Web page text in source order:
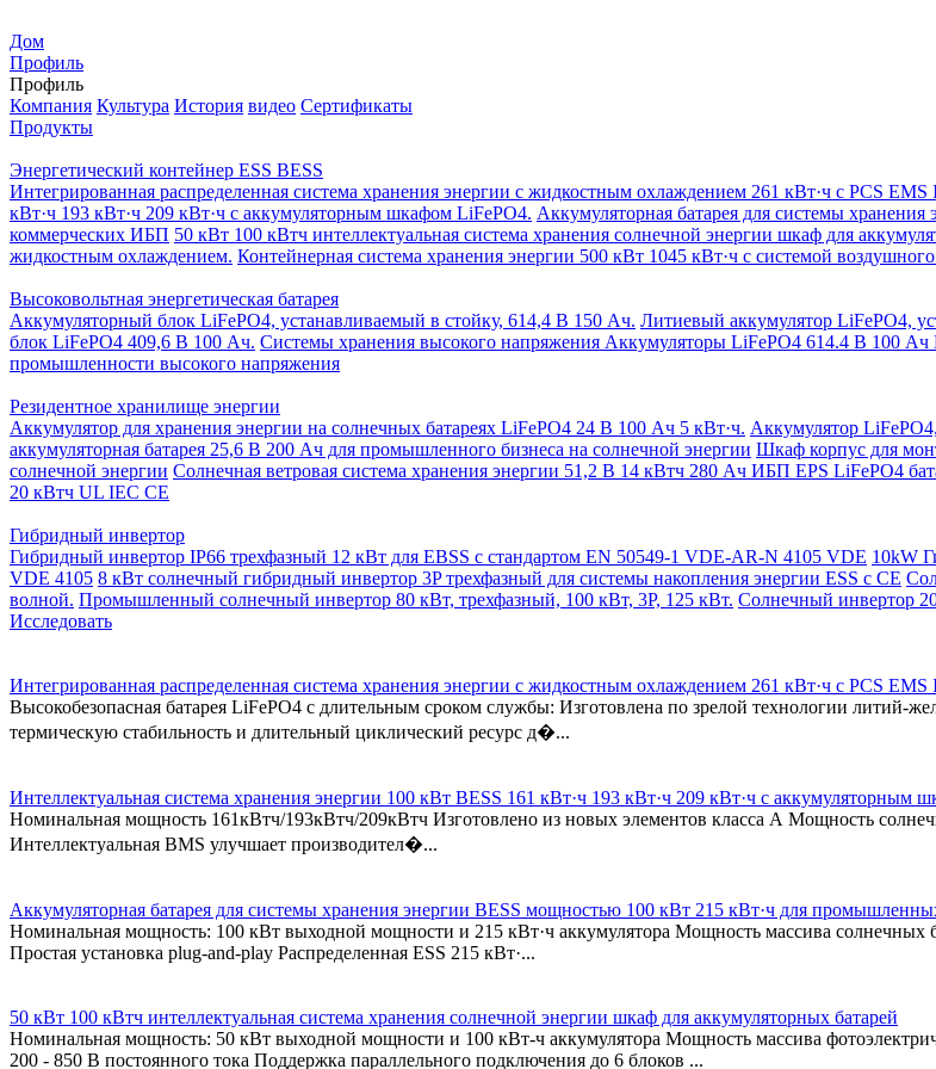
Дом
Профиль
Профиль
Компания Культура История видео Сертификаты
Продукты
Энергетический контейнер ESS BESS
Интегрированная распределенная система хранения энергии с жидкостным охлаждением 261 кВт·ч с PCS
кВт·ч 193 кВт·ч 209 кВт·ч с аккумуляторным шкафом LiFePO4. Аккумуляторная батарея для системы
коммерческих ИБП 50 кВт 100 кВтч интеллектуальная система хранения солнечной энергии шкаф для
жидкостным охлаждением. Контейнерная система хранения энергии 500 кВт 1045 кВт·ч с системой
Высоковольтная энергетическая батарея
Аккумуляторный блок LiFePO4, устанавливаемый в стойку, 614,4 В 150 Ач. Литиевый аккумулятор LiFePO4,
блок LiFePO4 409,6 В 100 Ач. Системы хранения высокого напряжения Аккумуляторы LiFePO4 614.4 В 100 Ач
промышленности высокого напряжения
Резидентное хранилище энергии
Аккумулятор для хранения энергии на солнечных батареях LiFePO4 24 В 100 Ач 5 кВт·ч. Аккумулятор
аккумуляторная батарея 25,6 В 200 Ач для промышленного бизнеса на солнечной энергии Шкаф корпус для
солнечной энергии Солнечная ветровая система хранения энергии 51,2 В 14 кВтч 280 Ач ИБП EPS LiFePO4
20 кВтч UL IEC CE
Гибридный инвертор
Гибридный инвертор IP66 трехфазный 12 кВт для EBSS с стандартом EN 50549-1 VDE-AR-N 4105 VDE 10kW
VDE 4105 8 кВт солнечный гибридный инвертор 3P трехфазный для системы накопления энергии ESS с CE
волной. Промышленный солнечный инвертор 80 кВт, трехфазный, 100 кВт, 3P, 125 кВт. Солнечный инвертор
Исследовать
Интегрированная распределенная система хранения энергии с жидкостным охлаждением 261 кВт·ч с PCS
Высокобезопасная батарея LiFePO4 с длительным сроком службы: Изготовлена по зрелой технологии литий-
термическую стабильность и длительный циклический ресурс д�...
Интеллектуальная система хранения энергии 100 кВт BESS 161 кВт·ч 193 кВт·ч 209 кВт·ч с аккумуляторным
Номинальная мощность 161кВтч/193кВтч/209кВтч Изготовлено из новых элементов класса А Мощность
Интеллектуальная BMS улучшает производител�...
Аккумуляторная батарея для системы хранения энергии BESS мощностью 100 кВт 215 кВт·ч для
Номинальная мощность: 100 кВт выходной мощности и 215 кВт·ч аккумулятора Мощность массива
Простая установка plug-and-play Распределенная ESS 215 кВт·...
50 кВт 100 кВтч интеллектуальная система хранения солнечной энергии шкаф для аккумуляторных батарей
Номинальная мощность: 50 кВт выходной мощности и 100 кВт-ч аккумулятора Мощность массива
200 - 850 В постоянного тока Поддержка параллельного подключения до 6 блоков ...